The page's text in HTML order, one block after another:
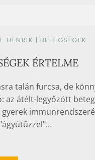
HENRIK | BETEGSÉGEK
ÉRTELME
talán furcsa, de
az átélt-legyőzött
gyerek